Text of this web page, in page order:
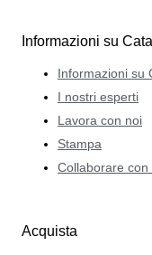
Informazioni su
Informazioni su
I nostri esperti
Lavora con noi
Stampa
Collaborare con
Acquista